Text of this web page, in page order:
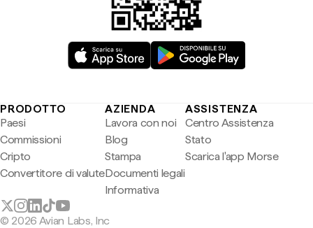
PRODOTTO
Paesi
Commissioni
Cripto
Convertitore di valute
AZIENDA
Lavora con noi
Blog
Stampa
Documenti legali
Informativa
ASSISTENZA
Centro Assistenza
Stato
Scarica l'app Morse
© 2026 Avian Labs, Inc